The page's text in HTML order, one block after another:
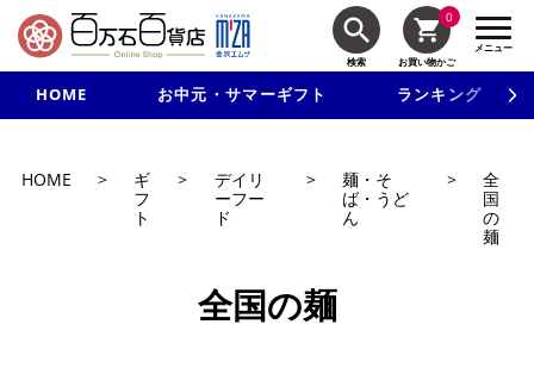
検索
0
お買い物かご
メニュー
HOME お中元・サマーギフト ランキング
新規入会で3千円以上で使える500円クーポンを進呈！
HOME >
ギ
フ
ト
>
デイリ
ーフー
ド
>
麺・そ
ば・うど
ん
>
全
国
の
麺
全国の麺